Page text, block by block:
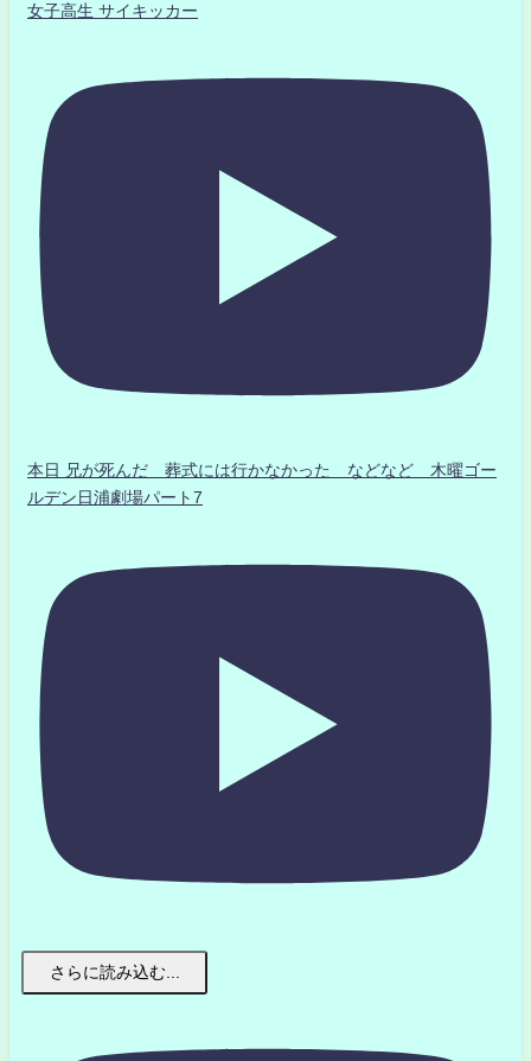
女子高生 サイキッカー
本日 兄が死んだ 葬式には行かなかった などなど 木曜ゴー
ルデン日浦劇場パート7
さらに読み込む...